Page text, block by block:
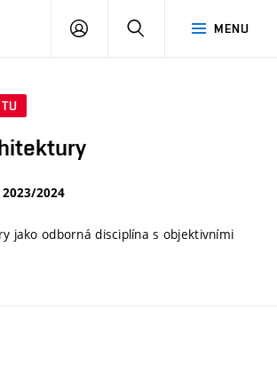
MENU
PŘIHLÁSIT
2024
jako odborná disciplína s objektivními